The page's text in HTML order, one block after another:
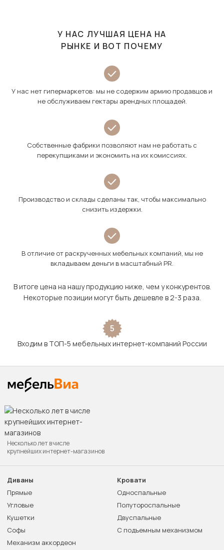
У НАС ЛУЧШАЯ ЦЕНА НА
РЫНКЕ И ВОТ ПОЧЕМУ
У нас нет гипермаркетов: мы не содержим армию продавцов и
не обслуживаем гектары арендных площадей.
Собственные фабрики позволяют нам не работать с
перекупщиками и экономить на их комиссиях.
Производство и склады сделаны так, чтобы максимально
снизить издержки.
В отличие от раскрученных мебельных компаний, мы не
вкладываем деньги в масштабный PR.
В итоге цена на нашу продукцию ниже, чем у конкурентов.
Некоторые позиции могут быть дешевле в 2-3 раза.
5
Входим в ТОП-5 мебельных интернет-компаний России
Несколько лет в числе
крупнейших интернет-магазинов
Диваны
Прямые
Угловые
Кушетки
Софы
Механизм аккордеон
Кровати
Односпальные
Полутороспальные
Двуспальные
С подъемным механизмом